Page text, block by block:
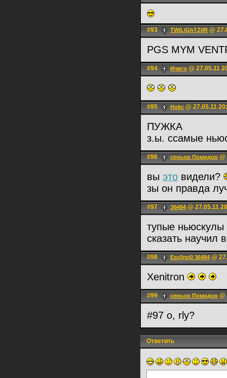
#93 TWiLiGhTZ0R @
PGS MYM
#94 Ичиго @ 27.05.11
#95 Hokc @ 27.05.11
ПУЖКА
з.ы. ссамые
#96 сеньoр Помидор @
вы это видели?
зы он правда
#97 З6484 @ 27.05.11
тупые
сказать научил
#98 Esc0rpi0 36484 @
Xenitron
#99 сеньoр Помидор @
#97 o, rly?
Ответить